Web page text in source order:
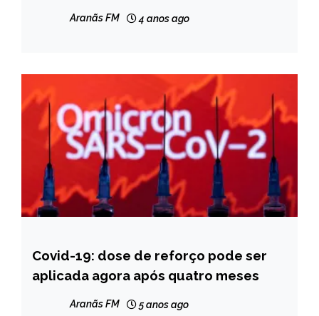
NOTÍCIASAranãs FM 4 anos ago
BRASIL
NOTÍCIAS
Covid-19: dose de reforço pode ser
aplicada agora após quatro meses
Aranãs FM 5 anos ago